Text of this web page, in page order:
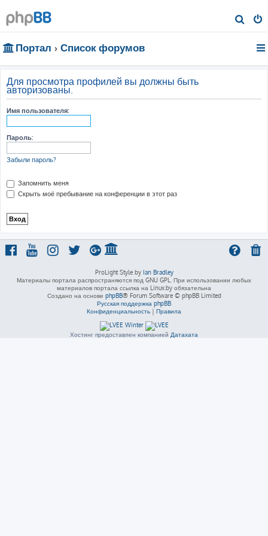
о
Портал Список форумов
Для просмотра профилей вы должны быть
авторизованы.
Имя пользователя:
Пароль:
Забыли пароль?
Запомнить меня
Скрыть моё пребывание на конференции в этот раз
ProLight Style by Ian Bradley
Материалы портала распространяются под GNU GPL. При использовании любых
материалов портала ссылка на Linux.by обязательна
Создано на основе phpBB® Forum Software © phpBB Limited
Русская поддержка phpBB
Конфиденциальность | Правила
Хостинг предоставлен компанией Датахата